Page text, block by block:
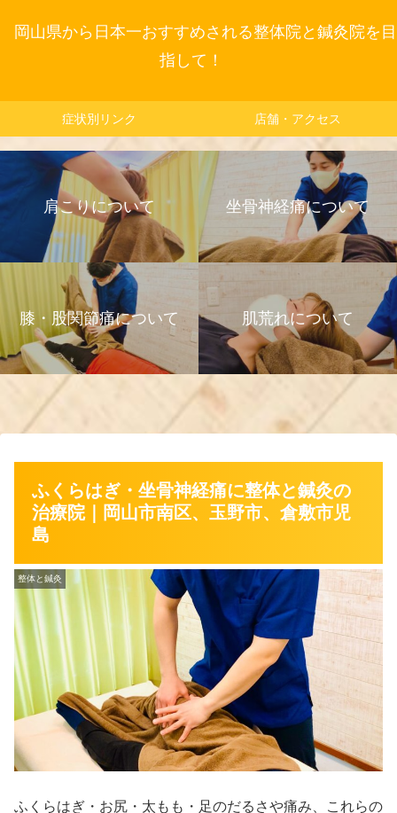
岡山県から日本一おすすめされる整体院と鍼灸院を目
指して！
症状別リンク 店舗・アクセス
肩こりについて 坐骨神経痛について
膝・股関節痛について 肌荒れについて
ふくらはぎ・坐骨神経痛に整体と鍼灸の
治療院｜岡山市南区、玉野市、倉敷市児
島
整体と鍼灸
ふくらはぎ・お尻・太もも・足のだるさや痛み、これらの